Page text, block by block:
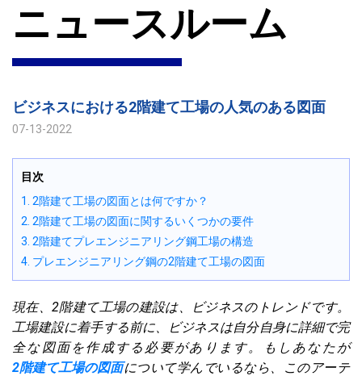
ニュースルーム
ビジネスにおける2階建て工場の人気のある図面
07-13-2022
目次
1. 2階建て工場の図面とは何ですか？
2. 2階建て工場の図面に関するいくつかの要件
3. 2階建てプレエンジニアリング鋼工場の構造
4. プレエンジニアリング鋼の2階建て工場の図面
現在、2階建て工場の建設は、ビジネスのトレンドです。
工場建設に着手する前に、ビジネスは自分自身に詳細で完
全な図面を作成する必要があります。もしあなたが
2階建て工場の図面について学んでいるなら、このアーテ